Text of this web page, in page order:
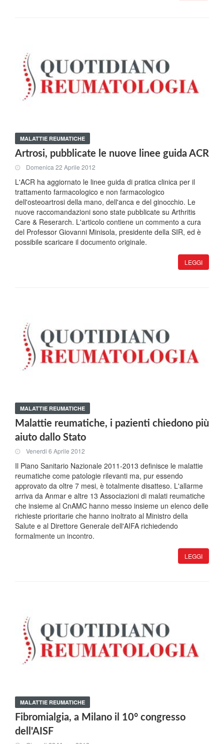
MALATTIE REUMATICHE
Artrosi, pubblicate le nuove linee guida ACR
Domenica 22 Aprile 2012
L'ACR ha aggiornato le linee guida di pratica clinica per il
trattamento farmacologico e non farmacologico
dell'osteoartrosi della mano, dell'anca e del ginocchio. Le
nuove raccomandazioni sono state pubblicate su Arthritis
Care & Reserarch. L'articolo contiene un commento a cura
del Professor Giovanni Minisola, presidente della SIR, ed è
possibile scaricare il documento originale.
LEGGI
MALATTIE REUMATICHE
Malattie reumatiche, i pazienti chiedono più
aiuto dallo Stato
Venerdi 6 Aprile 2012
Il Piano Sanitario Nazionale 2011-2013 definisce le malattie
reumatiche come patologie rilevanti ma, pur essendo
approvato da oltre 7 mesi, è totalmente disatteso. L'allarme
arriva da Anmar e altre 13 Associazioni di malati reumatiche
che insieme al CnAMC hanno messo insieme un elenco delle
richieste prioritarie che hanno inoltrato al Ministro della
Salute e al Direttore Generale dell'AIFA richiedendo
formalmente un incontro.
LEGGI
MALATTIE REUMATICHE
Fibromialgia, a Milano il 10° congresso
dell'AISF